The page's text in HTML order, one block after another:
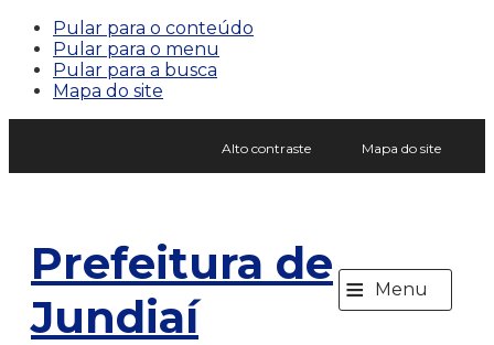
Pular para o conteúdo
Pular para o menu
Pular para a busca
Mapa do site
Alto contraste Mapa do site
Prefeitura de
Jundiaí
≡ Menu